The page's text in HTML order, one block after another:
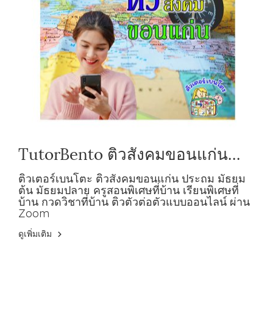
TutorBento ติวสังคมขอนแก่น
ประถม มัธยมต้น มัธยมปลาย
ติวเตอร์เบนโตะ ติวสังคมขอนแก่น ประถม มัธยม
ต้น มัธยมปลาย ครูสอนพิเศษที่บ้าน เรียนพิเศษที่
บ้าน กวดวิชาที่บ้าน ติวตัวต่อตัวแบบออนไลน์ ผ่าน
Zoom
ดูเพิ่มเติม